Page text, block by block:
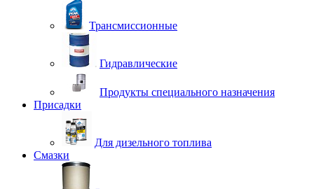
Трансмиссионные
Гидравлические
Продукты специального назначения
Присадки
Для дизельного топлива
Смазки